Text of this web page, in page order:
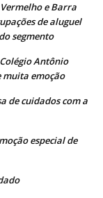
e Barra
de aluguel
segmento
Antônio
muita emoção
de cuidados com a
especial de